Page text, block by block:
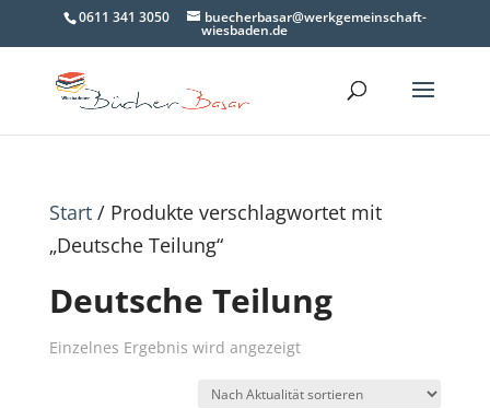
0611 341 3050 buecherbasar@werkgemeinschaft-
wiesbaden.de
Start/ Produkte verschlagwortet mit
„Deutsche Teilung“
Deutsche Teilung
Einzelnes Ergebnis wird angezeigt